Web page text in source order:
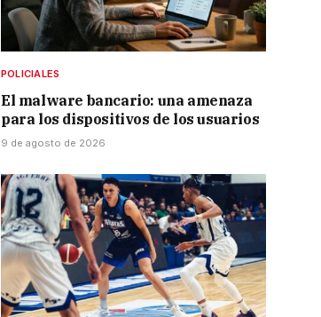
POLICIALES
El malware bancario: una amenaza
para los dispositivos de los usuarios
9 de agosto de 2026